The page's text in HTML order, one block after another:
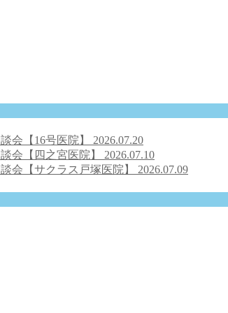
会【16号医院】 2026.07.20
会【四之宮医院】 2026.07.10
会【サクラス戸塚医院】 2026.07.09